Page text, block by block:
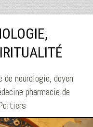
neurologie, doyen
pharmacie de